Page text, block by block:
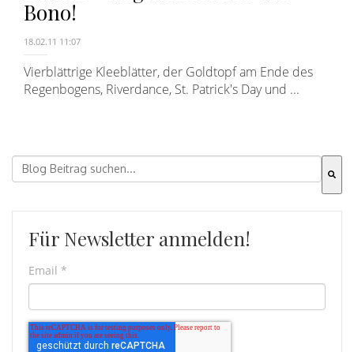
Bono!
18.02.11 11:07
Vierblättrige Kleeblätter, der Goldtopf am Ende des
Regenbogens, Riverdance, St. Patrick's Day und ...
Dies ist ein Suchfeld mit einer automatischen
Für Newsletter anmelden!
Email *